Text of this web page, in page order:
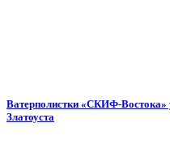
Ватерполистки «СКИФ-Востока»
Златоуста